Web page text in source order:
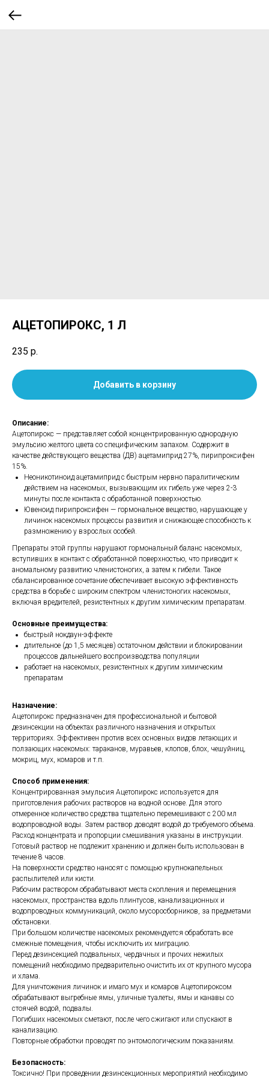
АЦЕТОПИРОКС, 1 Л
235 р.
Добавить в корзину
Описание:
Ацетопирокс — представляет собой концентрированную однородную
эмульсию желтого цвета со специфическим запахом. Содержит в
качестве действующего вещества (ДВ) ацетамиприд 27%, пирипроксифен
15%.
Неоникотиноид ацетамиприд с быстрым нервно паралитическим
действием на насекомых, вызывающим их гибель уже через 2-3
минуты после контакта с обработанной поверхностью.
Ювеноид пирипроксифен — гормональное вещество, нарушающее у
личинок насекомых процессы развития и снижающее способность к
размножению у взрослых особей.
Препараты этой группы нарушают гормональный баланс насекомых,
вступивших в контакт с обработанной поверхностью, что приводит к
аномальному развитию членистоногих, а затем к гибели. Такое
сбалансированное сочетание обеспечивает высокую эффективность
средства в борьбе с широким спектром членистоногих насекомых,
включая вредителей, резистентных к другим химическим препаратам.
Основные преимущества:
быстрый нокдаун-эффекте
длительное (до 1,5 месяцев) остаточном действии и блокировании
процессов дальнейшего воспроизводства популяции
работает на насекомых, резистентных к другим химическим
препаратам
Назначение:
Ацетопирокс предназначен для профессиональной и бытовой
дезинсекции на объектах различного назначения и открытых
территориях. Эффективен против всех основных видов летающих и
ползающих насекомых: тараканов, муравьев, клопов, блох, чешуйниц,
мокриц, мух, комаров и т.п.
Способ применения:
Концентрированная эмульсия Ацетопирокс используется для
приготовления рабочих растворов на водной основе. Для этого
отмеренное количество средства тщательно перемешивают с 200 мл
водопроводной воды. Затем раствор доводят водой до требуемого объема.
Расход концентрата и пропорции смешивания указаны в инструкции.
Готовый раствор не подлежит хранению и должен быть использован в
течение 8 часов.
На поверхности средство наносят с помощью крупнокапельных
распылителей или кисти.
Рабочим раствором обрабатывают места скопления и перемещения
насекомых, пространства вдоль плинтусов, канализационных и
водопроводных коммуникаций, около мусоросборников, за предметами
обстановки.
При большом количестве насекомых рекомендуется обработать все
смежные помещения, чтобы исключить их миграцию.
Перед дезинсекцией подвальных, чердачных и прочих нежилых
помещений необходимо предварительно очистить их от крупного мусора
и хлама.
Для уничтожения личинок и имаго мух и комаров Ацетопироксом
обрабатывают выгребные ямы, уличные туалеты, ямы и канавы со
стоячей водой, подвалы.
Погибших насекомых сметают, после чего сжигают или спускают в
канализацию.
Повторные обработки проводят по энтомологическим показаниям.
Безопасность:
Токсично! При проведении дезинсекционных мероприятий необходимо